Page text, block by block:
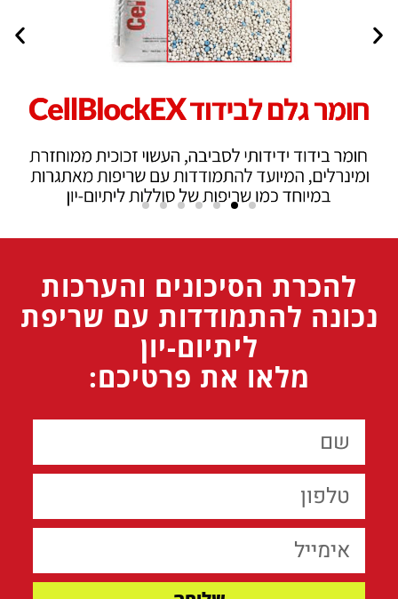
להכרת הסיכונים והערכות
נכונה להתמודדות עם שריפת
ליתיום-יון
מלאו את פרטיכם: